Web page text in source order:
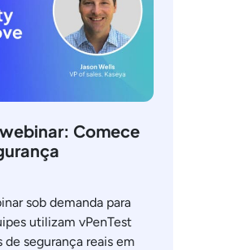
Comece
sob demanda para
utilizam vPenTest
segurança reais em